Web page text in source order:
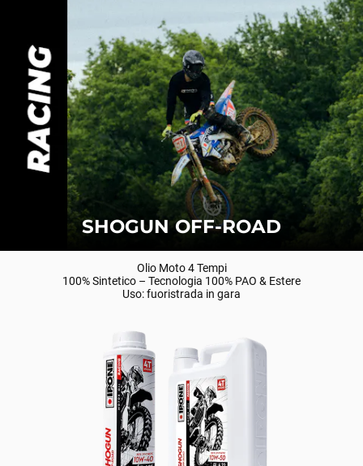
SHOGUN OFF-ROAD
Olio Moto 4 Tempi
100% Sintetico – Tecnologia 100% PAO & Estere
Uso: fuoristrada in gara